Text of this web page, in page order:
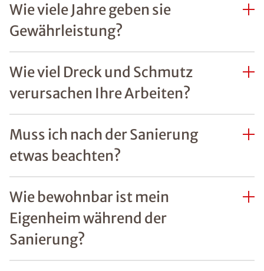
Wie viele Jahre geben sie
Gewährleistung?
Wie viel Dreck und Schmutz
verursachen Ihre Arbeiten?
Muss ich nach der Sanierung
etwas beachten?
Wie bewohnbar ist mein
Eigenheim während der
Sanierung?